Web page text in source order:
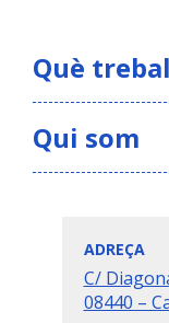
Què
Qui som
La Fresca
ADREÇA
C/
08440 –